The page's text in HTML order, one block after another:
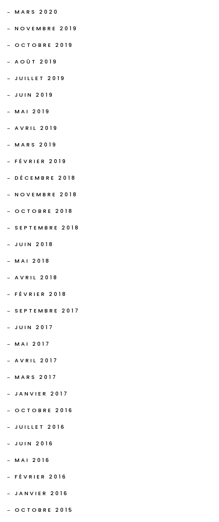
MARS 2020
NOVEMBRE 2019
OCTOBRE 2019
AOÛT 2019
JUILLET 2019
JUIN 2019
MAI 2019
AVRIL 2019
MARS 2019
FÉVRIER 2019
DÉCEMBRE 2018
NOVEMBRE 2018
OCTOBRE 2018
SEPTEMBRE 2018
JUIN 2018
MAI 2018
AVRIL 2018
FÉVRIER 2018
SEPTEMBRE 2017
JUIN 2017
MAI 2017
AVRIL 2017
MARS 2017
JANVIER 2017
OCTOBRE 2016
JUILLET 2016
JUIN 2016
MAI 2016
FÉVRIER 2016
JANVIER 2016
OCTOBRE 2015